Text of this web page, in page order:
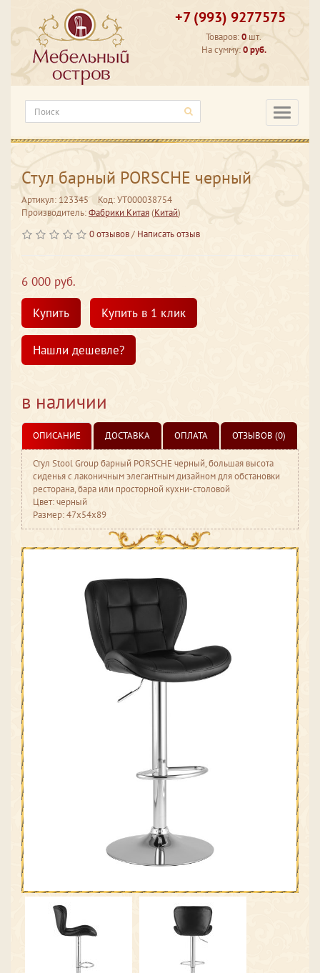
+7 (993) 9277575
Товаров:0 шт.
На сумму:0 руб.
Стул барный PORSCHE черный
Артикул: 123345
Код: УТ000038754
Производитель:Фабрики Китая(Китай)
0 отзывов/ Написать отзыв
6 000 руб.
Купить
Купить в 1 клик
Нашли дешевле?
в наличии
ОПИСАНИЕ ДОСТАВКА ОПЛАТА ОТЗЫВОВ (0)
Стул Stool Group барный PORSCHE черный, большая высота
сиденья с лаконичным элегантным дизайном для обстановки
ресторана, бара или просторной кухни-столовой
Цвет: черный
Размер: 47x54x89